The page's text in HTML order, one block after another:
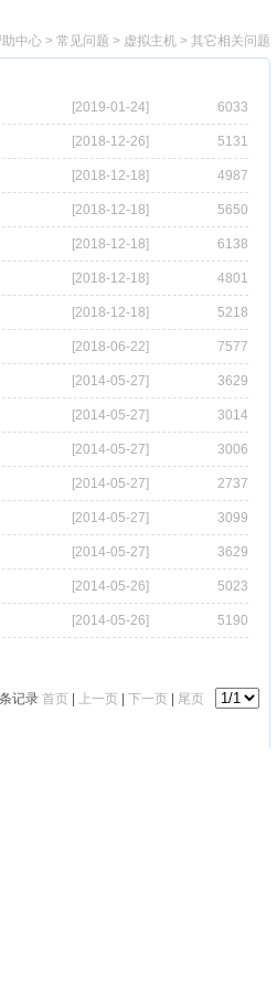
中心 > 常见问题 > 虚拟主机 > 其它相关问题
6033
[2019-01-24]
5131
[2018-12-26]
4987
[2018-12-18]
5650
[2018-12-18]
6138
[2018-12-18]
4801
[2018-12-18]
5218
[2018-12-18]
7577
[2018-06-22]
3629
[2014-05-27]
3014
[2014-05-27]
3006
[2014-05-27]
2737
[2014-05-27]
3099
[2014-05-27]
3629
[2014-05-27]
5023
[2014-05-26]
5190
[2014-05-26]
条记录 首页 上一页 下一页 尾页